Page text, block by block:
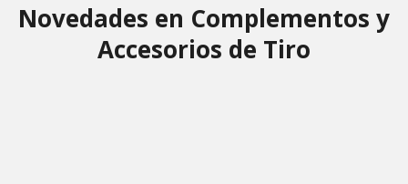
Novedades en Complementos y
Accesorios de Tiro